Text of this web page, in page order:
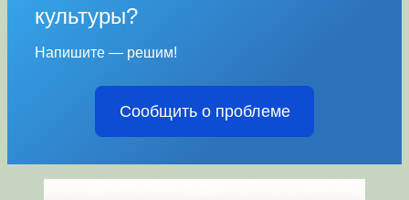
культуры?
Напишите — решим!
Сообщить о проблеме